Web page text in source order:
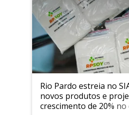
Rio Pardo estreia no
novos produtos e
crescimento de 20% no